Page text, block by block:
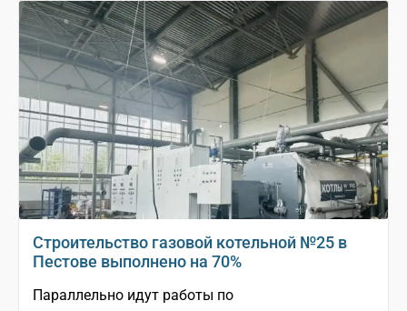
Строительство газовой котельной №25 в
Пестове выполнено на 70%
Параллельно идут работы по